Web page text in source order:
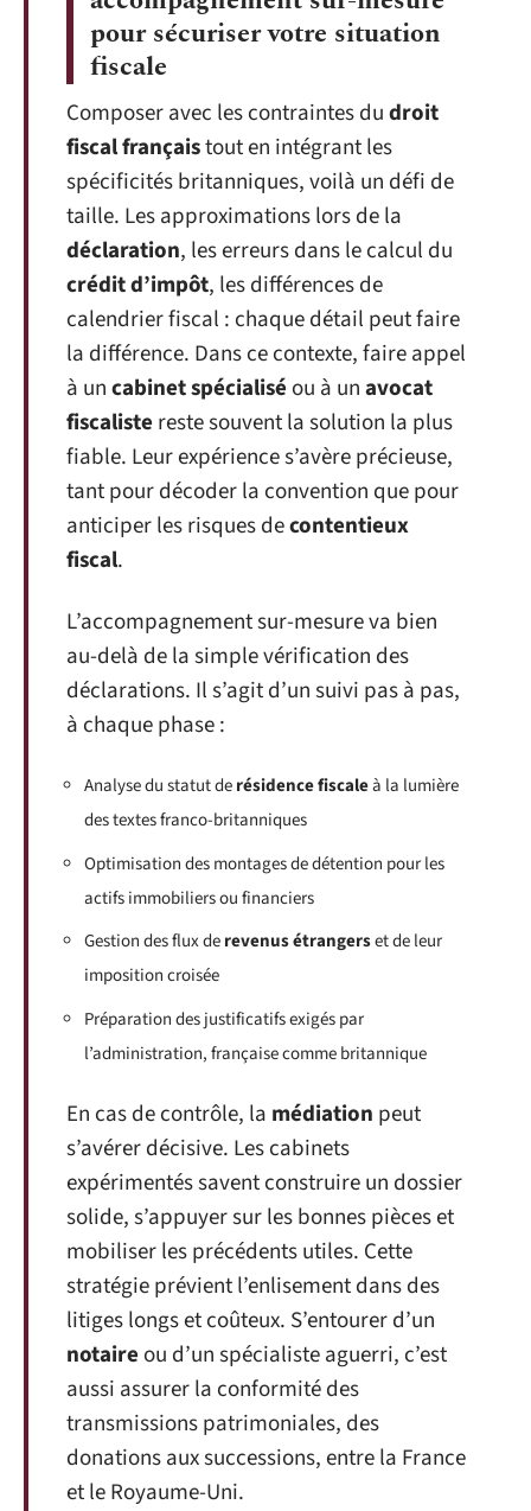
pour sécuriser votre situation
fiscale
Composer avec les contraintes dudroit
fiscal françaistout en intégrant les
spécificités britanniques, voilà un défi de
taille. Les approximations lors de la
déclaration, les erreurs dans le calcul du
crédit d’impôt, les différences de
calendrier fiscal : chaque détail peut faire
la différence. Dans ce contexte, faire appel
à uncabinet spécialisé ou à unavocat
fiscaliste reste souvent la solution la plus
fiable. Leur expérience s’avère précieuse,
tant pour décoder la convention que pour
anticiper les risques decontentieux
fiscal.
L’accompagnement sur-mesure va bien
au-delà de la simple vérification des
déclarations. Il s’agit d’un suivi pas à pas,
à chaque phase :
Analyse du statut derésidence fiscaleà la lumière
des textes franco-britanniques
Optimisation des montages de détention pour les
actifs immobiliers ou financiers
Gestion des flux derevenus étrangerset de leur
imposition croisée
Préparation des justificatifs exigés par
l’administration, française comme britannique
En cas de contrôle, la médiation peut
s’avérer décisive. Les cabinets
expérimentés savent construire un dossier
solide, s’appuyer sur les bonnes pièces et
mobiliser les précédents utiles. Cette
stratégie prévient l’enlisement dans des
litiges longs et coûteux. S’entourer d’un
notaire ou d’un spécialiste aguerri, c’est
aussi assurer la conformité des
transmissions patrimoniales, des
donations aux successions, entre la France
et le Royaume-Uni.